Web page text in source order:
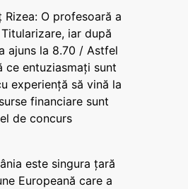
O profesoară a
iar după
ajuns la 8.70 / Astfel
ce entuziasmați sunt
experiență să vină la
financiare sunt
de concurs
este singura țară
Europeană care a